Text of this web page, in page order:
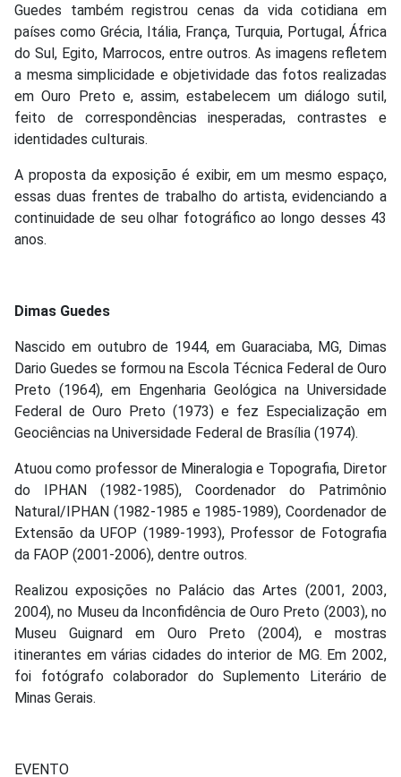
Guedes também registrou cenas da vida cotidiana em
países como Grécia, Itália, França, Turquia, Portugal, África
do Sul, Egito, Marrocos, entre outros. As imagens refletem
a mesma simplicidade e objetividade das fotos realizadas
em Ouro Preto e, assim, estabelecem um diálogo sutil,
feito de correspondências inesperadas, contrastes e
identidades culturais.
A proposta da exposição é exibir, em um mesmo espaço,
essas duas frentes de trabalho do artista, evidenciando a
continuidade de seu olhar fotográfico ao longo desses 43
anos.
Dimas Guedes
Nascido em outubro de 1944, em Guaraciaba, MG, Dimas
Dario Guedes se formou na Escola Técnica Federal de Ouro
Preto (1964), em Engenharia Geológica na Universidade
Federal de Ouro Preto (1973) e fez Especialização em
Geociências na Universidade Federal de Brasília (1974).
Atuou como professor de Mineralogia e Topografia, Diretor
do IPHAN (1982-1985), Coordenador do Patrimônio
Natural/IPHAN (1982-1985 e 1985-1989), Coordenador de
Extensão da UFOP (1989-1993), Professor de Fotografia
da FAOP (2001-2006), dentre outros.
Realizou exposições no Palácio das Artes (2001, 2003,
2004), no Museu da Inconfidência de Ouro Preto (2003), no
Museu Guignard em Ouro Preto (2004), e mostras
itinerantes em várias cidades do interior de MG. Em 2002,
foi fotógrafo colaborador do Suplemento Literário de
Minas Gerais.
EVENTO